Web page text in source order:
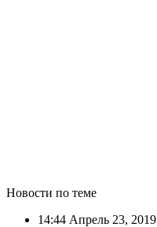
Новости по теме
14:44 Апрель 23, 2019